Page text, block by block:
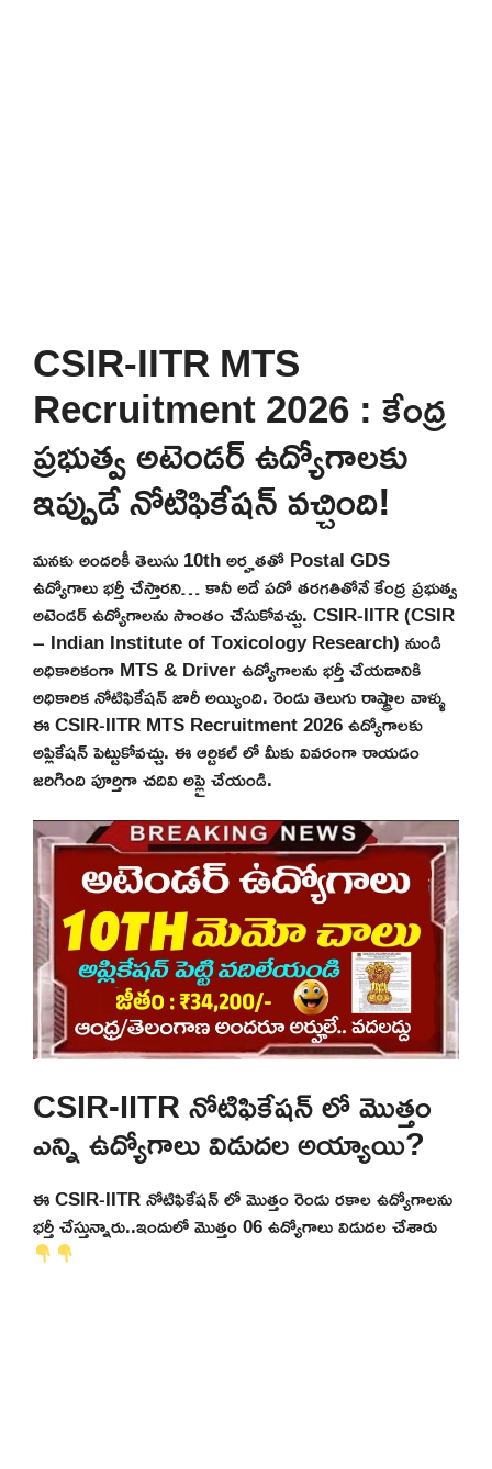
CSIR-IITR MTS
Recruitment 2026 : కేంద్ర
ప్రభుత్వ అటెండర్ ఉద్యోగాలకు
ఇప్పుడే నోటిఫికేషన్ వచ్చింది!
మనకు అందరికీ తెలుసు 10th అర్హతతో Postal GDS
ఉద్యోగాలు భర్తీ చేస్తారని… కానీ అదే పదో తరగతితోనే కేంద్ర ప్రభుత్వ
అటెండర్ ఉద్యోగాలను సొంతం చేసుకోవచ్చు. CSIR-IITR (CSIR
– Indian Institute of Toxicology Research) నుండి
అధికారికంగా MTS & Driver ఉద్యోగాలను భర్తీ చేయడానికి
అధికారిక నోటిఫికేషన్ జారీ అయ్యింది. రెండు తెలుగు రాష్ట్రాల వాళ్ళు
ఈ CSIR-IITR MTS Recruitment 2026 ఉద్యోగాలకు
అప్లికేషన్ పెట్టుకోవచ్చు. ఈ ఆర్టికల్ లో మీకు వివరంగా రాయడం
జరిగింది పూర్తిగా చదివి అప్లై చేయండి.
CSIR-IITR నోటిఫికేషన్ లో మొత్తం
ఎన్ని ఉద్యోగాలు విడుదల అయ్యాయి?
ఈ CSIR-IITR నోటిఫికేషన్ లో మొత్తం రెండు రకాల ఉద్యోగాలను
భర్తీ చేస్తున్నారు..ఇందులో మొత్తం 06 ఉద్యోగాలు విడుదల చేశారు